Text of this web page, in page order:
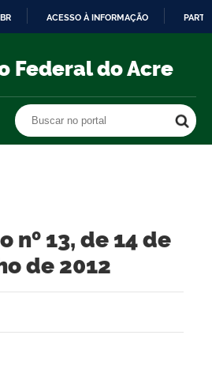
O
ACESSO À INFORMAÇÃO
Federal do Acre
Buscar no portal
nº 13, de 14 de
de 2012